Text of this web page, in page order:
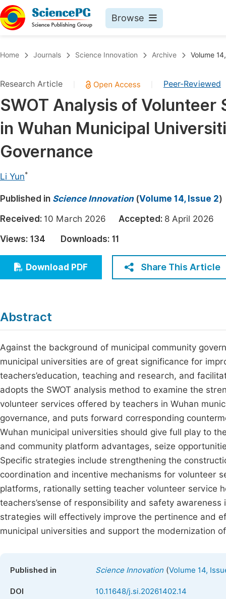
Browse
Chemistry
Medicine & Health
Materials Science
Earth, Energy & Environment
Architecture & Civil Engineering
Education
Economics & Management
Humanities & Social Sciences
Multidisciplinary
Join
Home Journals Science Innovation Archive Volume
Research Article Peer-Reviewed
SWOT Analysis of
in Wuhan Municipal
Governance
Li Yun*
Published in Science Innovation(Volume 14, Issue 2)
Received: 10 March 2026 Accepted: 8 April 2026
Views: 134 Downloads: 11
Download PDF Share This Article
Abstract
Against the background of municipal community
municipal universities are of great significance for
teachers’education, teaching and research, and
adopts the SWOT analysis method to examine the
volunteer services offered by teachers in Wuhan
governance, and puts forward corresponding
Wuhan municipal universities should give full play to
and community platform advantages, seize
Specific strategies include strengthening the
coordination and incentive mechanisms for volunteer
platforms, rationally setting teacher volunteer service
teachers’sense of responsibility and safety
strategies will effectively improve the pertinence and
municipal universities and support the modernization
Published in Science Innovation (Volume 14,
DOI 10.11648/j.si.20261402.14